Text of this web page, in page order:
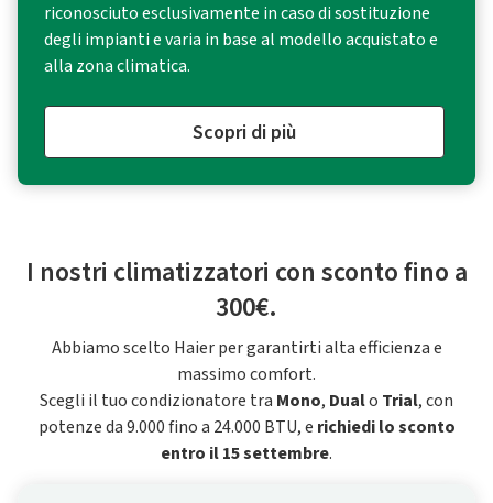
riconosciuto esclusivamente in caso di sostituzione
degli impianti e varia in base al modello acquistato e
alla zona climatica.
Scopri di più
I nostri climatizzatori con sconto fino a
300€.
Abbiamo scelto Haier per garantirti alta efficienza e
massimo comfort.
Scegli il tuo condizionatore tra Mono, Dualo Trial, con
potenze da 9.000 fino a 24.000 BTU, e richiedi lo sconto
entro il 15 settembre.